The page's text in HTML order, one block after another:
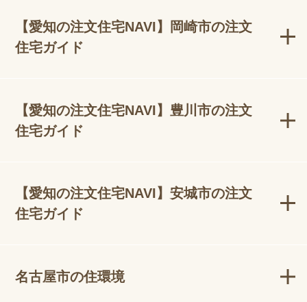
【愛知の注文住宅NAVI】岡崎市の注文
住宅ガイド
【愛知の注文住宅NAVI】豊川市の注文
住宅ガイド
【愛知の注文住宅NAVI】安城市の注文
住宅ガイド
名古屋市の住環境